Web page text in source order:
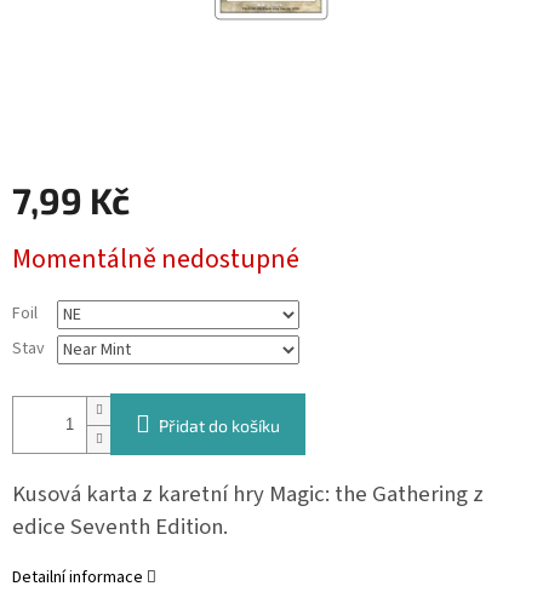
7,99 Kč
cena:
Momentálně nedostupné
Foil
Stav
Přidat do košíku
Kusová karta z karetní hry Magic: the Gathering z
edice Seventh Edition.
Detailní informace